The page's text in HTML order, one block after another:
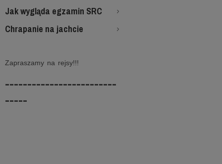
Jak wygląda egzamin SRC
Chrapanie na jachcie
Zapraszamy na rejsy!!!
-------------------------
-----